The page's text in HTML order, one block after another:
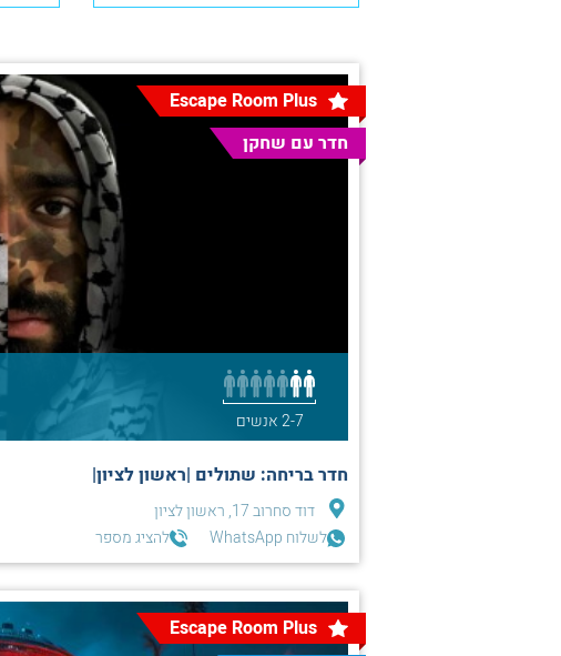
Escape Room Plus
חדר עם שחקן
2-7 אנשים
חדר בריחה: שתולים |ראשון לציון|
דוד סחרוב 17, ראשון לציון
לשלוח WhatsApp
להציג מספר
Escape Room Plus